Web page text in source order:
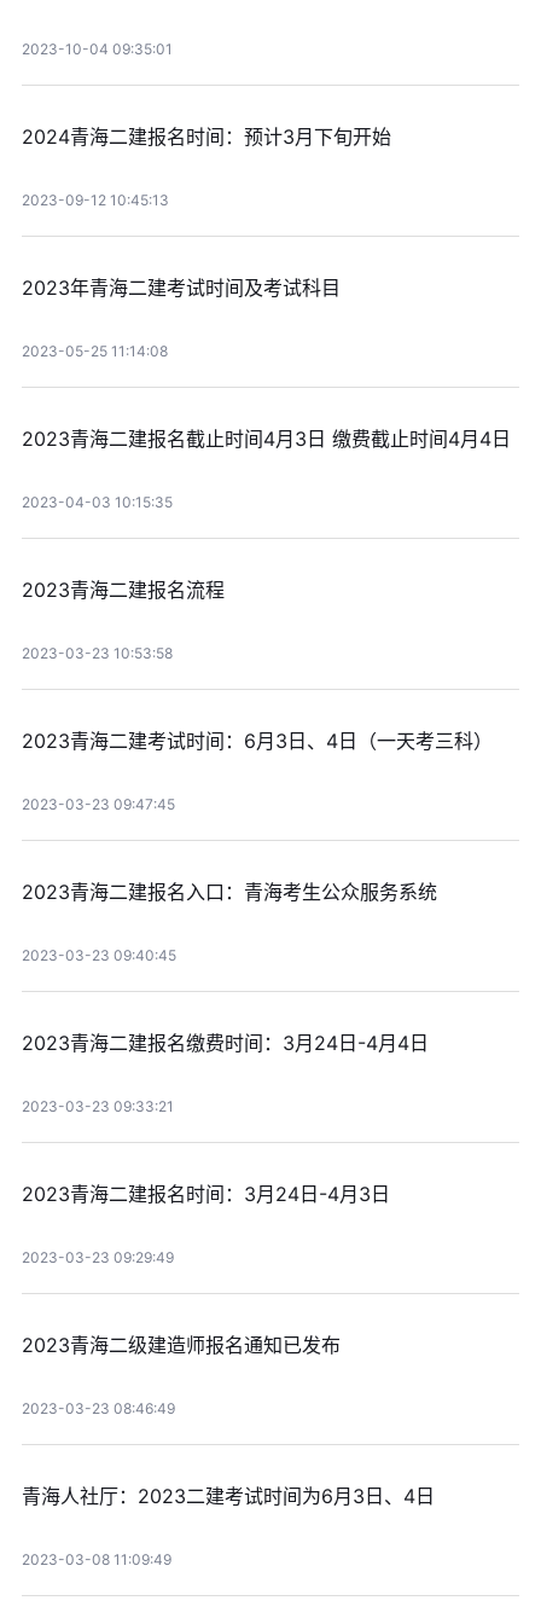
2023-10-04 09:35:01
2024青海二建报名时间：预计3月下旬开始
2023-09-12 10:45:13
2023年青海二建考试时间及考试科目
2023-05-25 11:14:08
2023青海二建报名截止时间4月3日 缴费截止时间4月4日
2023-04-03 10:15:35
2023青海二建报名流程
2023-03-23 10:53:58
2023青海二建考试时间：6月3日、4日（一天考三科）
2023-03-23 09:47:45
2023青海二建报名入口：青海考生公众服务系统
2023-03-23 09:40:45
2023青海二建报名缴费时间：3月24日-4月4日
2023-03-23 09:33:21
2023青海二建报名时间：3月24日-4月3日
2023-03-23 09:29:49
2023青海二级建造师报名通知已发布
2023-03-23 08:46:49
青海人社厅：2023二建考试时间为6月3日、4日
2023-03-08 11:09:49